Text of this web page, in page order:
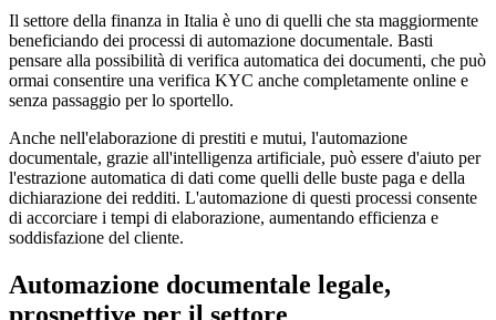
Il settore della finanza in Italia è uno di quelli che sta maggiormente
beneficiando dei processi di automazione documentale. Basti
pensare alla possibilità di verifica automatica dei documenti, che può
ormai consentire una verifica KYC anche completamente online e
senza passaggio per lo sportello.
Anche nell'elaborazione di prestiti e mutui, l'automazione
documentale, grazie all'intelligenza artificiale, può essere d'aiuto per
l'estrazione automatica di dati come quelli delle buste paga e della
dichiarazione dei redditi. L'automazione di questi processi consente
di accorciare i tempi di elaborazione, aumentando efficienza e
soddisfazione del cliente.
Automazione documentale legale,